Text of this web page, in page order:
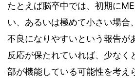
たとえば脳卒中では、初期に
い、あるいは極めて小さい場合
不良になりやすいという報告が
反応が保たれていれば、少なく
部が機能している可能性を考え